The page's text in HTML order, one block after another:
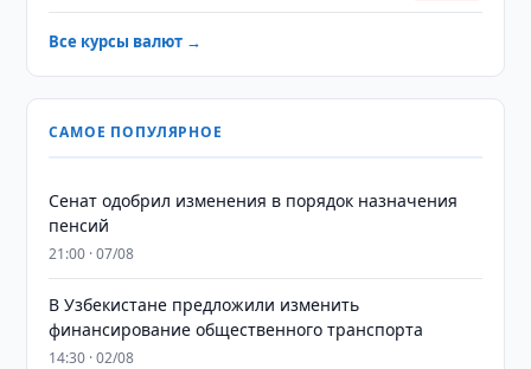
Все курсы валют →
САМОЕ ПОПУЛЯРНОЕ
Сенат одобрил изменения в порядок назначения
пенсий
21:00 · 07/08
В Узбекистане предложили изменить
финансирование общественного транспорта
14:30 · 02/08